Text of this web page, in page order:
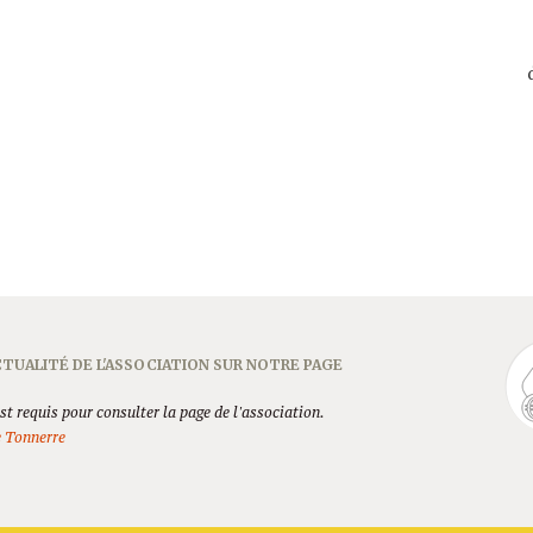
DE L'ASSOCIATION SUR NOTRE PAGE
requis pour consulter la page de l'association.
Tonnerre